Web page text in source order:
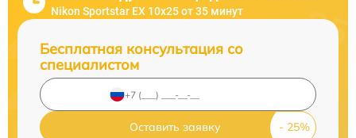
Nikon Sportstar EX 10x25 от 35 минут
Бесплатная консультация со
специалистом
Оставить заявку